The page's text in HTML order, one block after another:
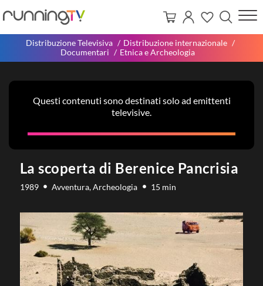
Distribuzione Televisiva
Distribuzione internazionale
Documentari
Etnica e Archeologia
Questi contenuti sono destinati solo ad emittenti
televisive.
La scoperta di Berenice Pancrisia
1989 Avventura, Archeologia 15 min